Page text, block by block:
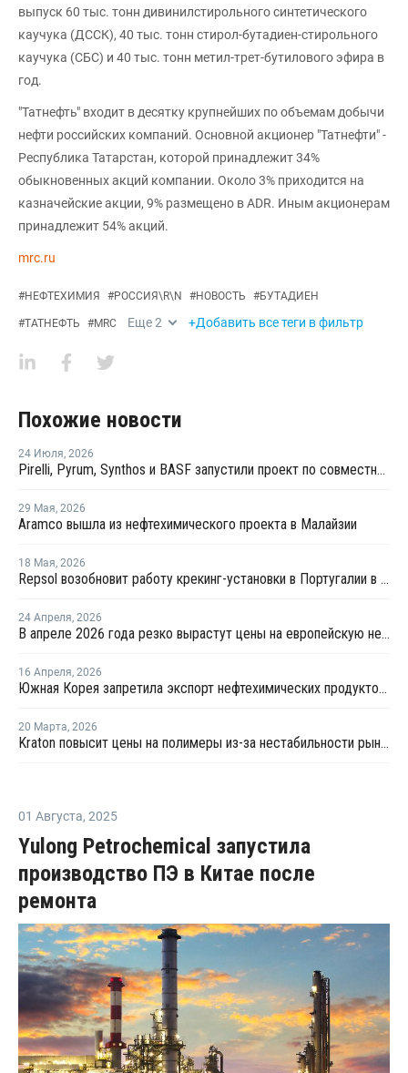
выпуск 60 тыс. тонн дивинилстирольного синтетического
каучука (ДССК), 40 тыс. тонн стирол-бутадиен-стирольного
каучука (СБС) и 40 тыс. тонн метил-трет-бутилового эфира в
год.
"Татнефть" входит в десятку крупнейших по объемам добычи
нефти российских компаний. Основной акционер "Татнефти" -
Республика Татарстан, которой принадлежит 34%
обыкновенных акций компании. Около 3% приходится на
казначейские акции, 9% размещено в ADR. Иным акционерам
принадлежит 54% акций.
mrc.ru
#НЕФТЕХИМИЯ #РОССИЯ\R\N #НОВОСТЬ #БУТАДИЕН
#ТАТНЕФТЬ #MRC Еще2 +Добавить все теги в фильтр
Похожие новости
24 Июля, 2026
Pirelli, Pyrum, Synthos и BASF запустили проект по совместной переработке шин
29 Мая, 2026
Aramco вышла из нефтехимического проекта в Малайзии
18 Мая, 2026
Repsol возобновит работу крекинг-установки в Португалии в июне
24 Апреля, 2026
В апреле 2026 года резко вырастут цены на европейскую нефтехимическую продукцию
16 Апреля, 2026
Южная Корея запретила экспорт нефтехимических продуктов из нафты
20 Марта, 2026
Kraton повысит цены на полимеры из-за нестабильности рынка
01 Августа, 2025
Yulong Petrochemical запустила
производство ПЭ в Китае после
ремонта